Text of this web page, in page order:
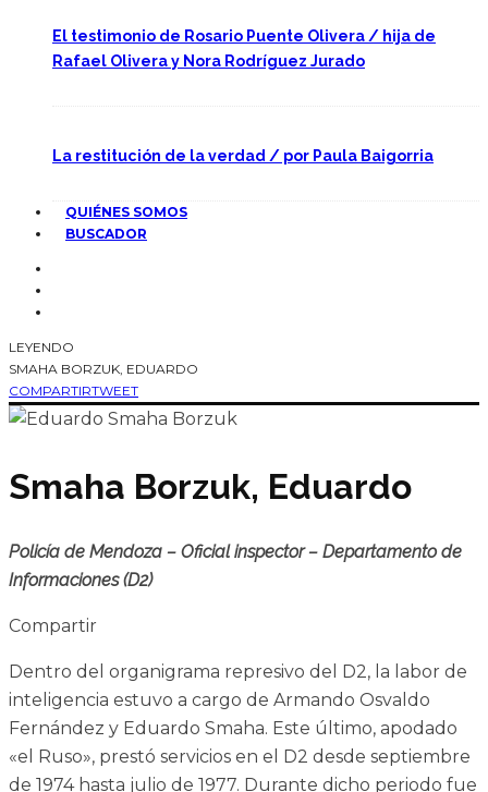
El testimonio de Rosario Puente Olivera / hija de
Rafael Olivera y Nora Rodríguez Jurado
La restitución de la verdad / por Paula Baigorria
QUIÉNES SOMOS
BUSCADOR
LEYENDO
SMAHA BORZUK, EDUARDO
COMPARTIRTWEET
Smaha Borzuk, Eduardo
Policía de Mendoza – Oficial inspector – Departamento de
Informaciones (D2)
Compartir
Dentro del organigrama represivo del D2, la labor de
inteligencia estuvo a cargo de Armando Osvaldo
Fernández y Eduardo Smaha. Este último, apodado
«el Ruso», prestó servicios en el D2 desde septiembre
de 1974 hasta julio de 1977. Durante dicho periodo fue